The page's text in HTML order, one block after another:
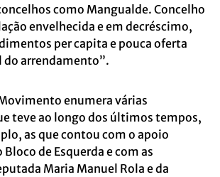
como Mangualde. Concelho
envelhecida e em decréscimo,
per capita e pouca oferta
do arrendamento”.
enumera várias
teve ao longo dos últimos tempos,
as que contou com o apoio
de Esquerda e com as
Maria Manuel Rola e da